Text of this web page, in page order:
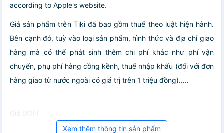
according to Apple's website.
Giá sản phẩm trên Tiki đã bao gồm thuế theo luật hiện hành.
Bên cạnh đó, tuỳ vào loại sản phẩm, hình thức và địa chỉ giao
hàng mà có thể phát sinh thêm chi phí khác như phí vận
chuyển, phụ phí hàng cồng kềnh, thuế nhập khẩu (đối với đơn
hàng giao từ nước ngoài có giá trị trên 1 triệu đồng).....
Giá DOFI
Xem thêm thông tin sản phẩm